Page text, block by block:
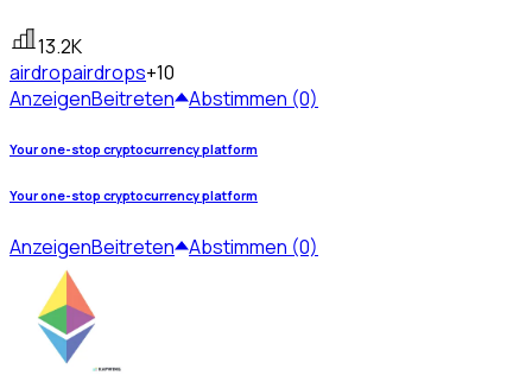
13.2K
airdropairdrops+10
AnzeigenBeitreten Abstimmen (0)
Your one-stop cryptocurrency platform
Your one-stop cryptocurrency platform
AnzeigenBeitreten Abstimmen (0)